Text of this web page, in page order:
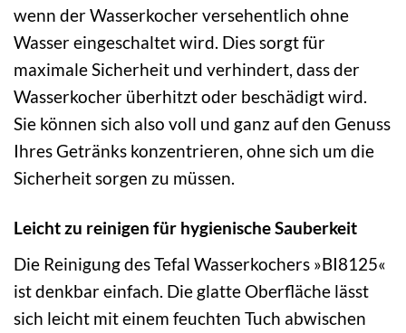
wenn der Wasserkocher versehentlich ohne
Wasser eingeschaltet wird. Dies sorgt für
maximale Sicherheit und verhindert, dass der
Wasserkocher überhitzt oder beschädigt wird.
Sie können sich also voll und ganz auf den Genuss
Ihres Getränks konzentrieren, ohne sich um die
Sicherheit sorgen zu müssen.
Leicht zu reinigen für hygienische Sauberkeit
Die Reinigung des Tefal Wasserkochers »BI8125«
ist denkbar einfach. Die glatte Oberfläche lässt
sich leicht mit einem feuchten Tuch abwischen